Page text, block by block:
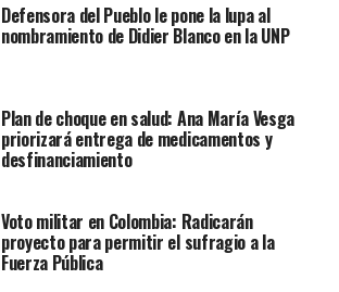
Defensora del Pueblo le pone la lupa al
nombramiento de Didier Blanco en la UNP
Plan de choque en salud: Ana María Vesga
priorizará entrega de medicamentos y
desfinanciamiento
Voto militar en Colombia: Radicarán
proyecto para permitir el sufragio a la
Fuerza Pública